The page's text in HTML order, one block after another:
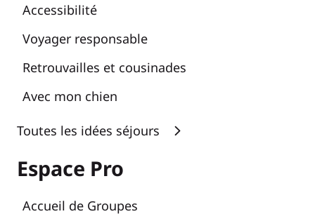
Accessibilité
Voyager responsable
Retrouvailles et cousinades
Avec mon chien
Toutes les idées séjours
Espace Pro
Accueil de Groupes